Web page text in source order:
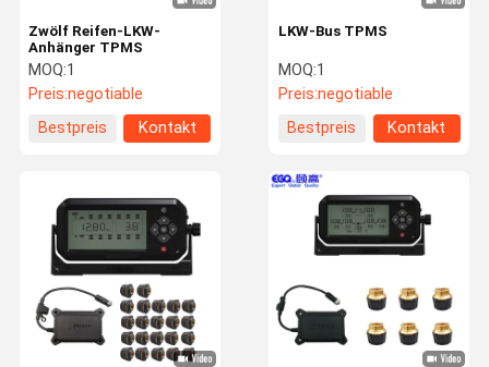
Zwölf Reifen-LKW-
Anhänger TPMS
MOQ:1
Preis:negotiable
Bestpreis
Kontakt
LKW-Bus TPMS
MOQ:1
Preis:negotiable
Bestpreis
Kontakt